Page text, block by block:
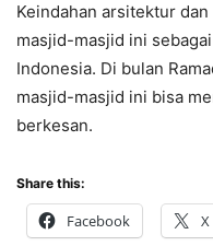
Keindahan arsitektur
masjid-masjid ini
Indonesia. Di bulan
masjid-masjid ini bisa
berkesan.
Share this:
Facebook X